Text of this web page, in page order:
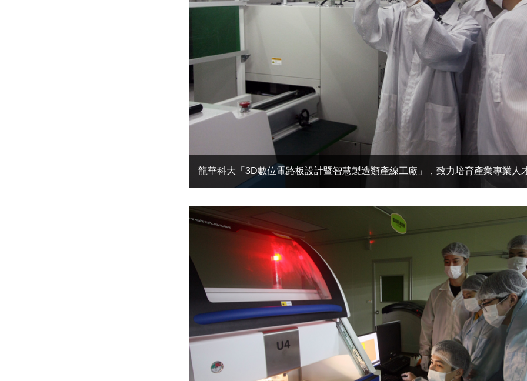
龍華科大「3D數位電路板設計暨智慧製造類產線工廠」，致力培育產業專業人